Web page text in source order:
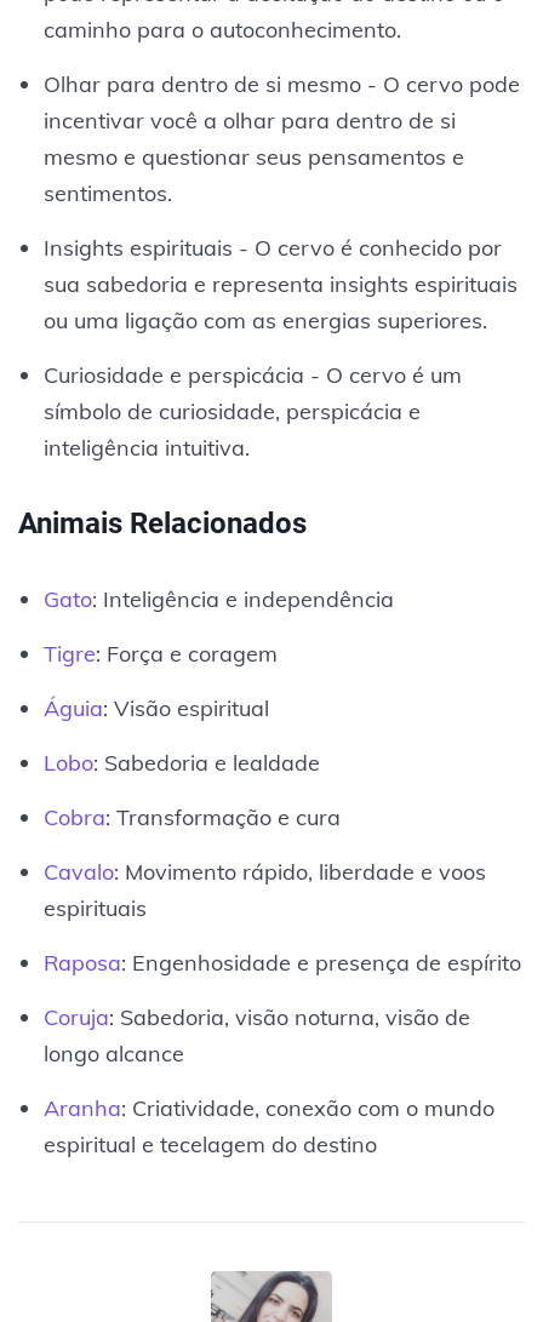
caminho para o autoconhecimento.
Olhar para dentro de si mesmo - O cervo pode
incentivar você a olhar para dentro de si
mesmo e questionar seus pensamentos e
sentimentos.
Insights espirituais - O cervo é conhecido por
sua sabedoria e representa insights espirituais
ou uma ligação com as energias superiores.
Curiosidade e perspicácia - O cervo é um
símbolo de curiosidade, perspicácia e
inteligência intuitiva.
Animais Relacionados
Gato: Inteligência e independência
Tigre: Força e coragem
Águia: Visão espiritual
Lobo: Sabedoria e lealdade
Cobra: Transformação e cura
Cavalo: Movimento rápido, liberdade e voos
espirituais
Raposa: Engenhosidade e presença de espírito
Coruja: Sabedoria, visão noturna, visão de
longo alcance
Aranha: Criatividade, conexão com o mundo
espiritual e tecelagem do destino